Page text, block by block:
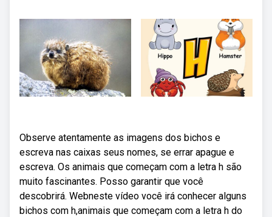
Observe atentamente as imagens dos bichos e
escreva nas caixas seus nomes, se errar apague e
escreva. Os animais que começam com a letra h são
muito fascinantes. Posso garantir que você
descobrirá. Webneste vídeo você irá conhecer alguns
bichos com h,animais que começam com a letra h do